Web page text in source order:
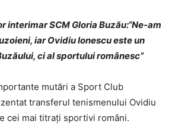
interimar SCM Gloria Buzău:“Ne-am
iar Ovidiu Ionescu este un
ci al sportului românesc”
mutări a Sport Club
transferul tenismenului Ovidiu
cei mai titraţi sportivi români.